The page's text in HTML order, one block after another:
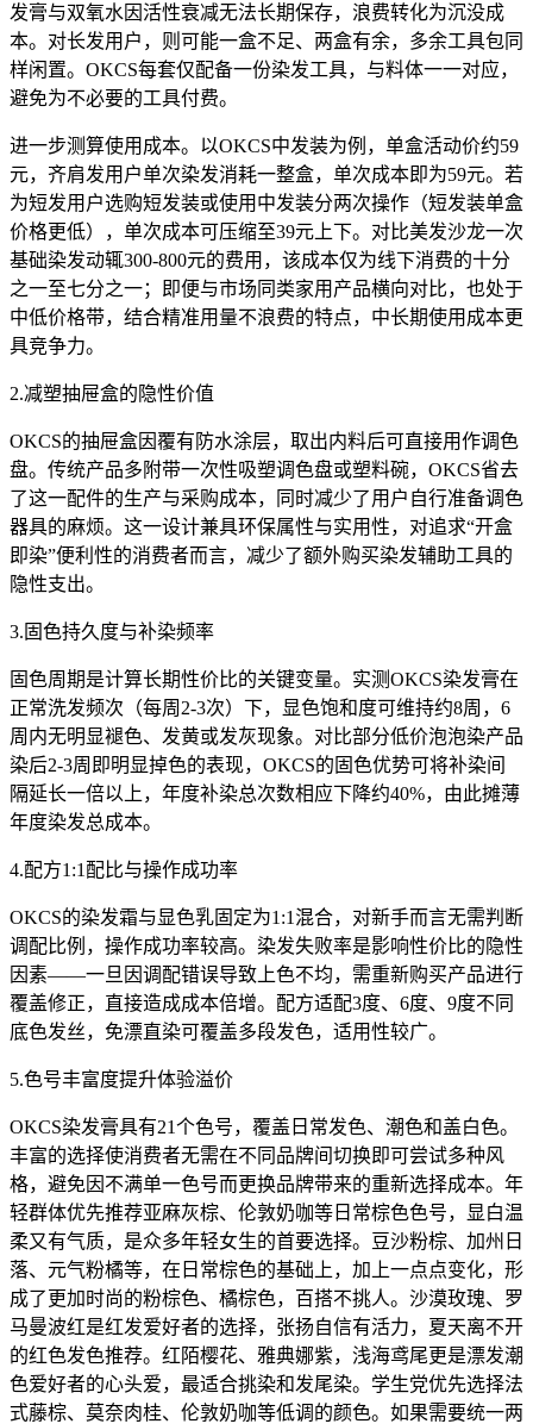
发膏与双氧水因活性衰减无法长期保存，浪费转化为沉没成
本。对长发用户，则可能一盒不足、两盒有余，多余工具包同
样闲置。OKCS每套仅配备一份染发工具，与料体一一对应，
避免为不必要的工具付费。
进一步测算使用成本。以OKCS中发装为例，单盒活动价约59
元，齐肩发用户单次染发消耗一整盒，单次成本即为59元。若
为短发用户选购短发装或使用中发装分两次操作（短发装单盒
价格更低），单次成本可压缩至39元上下。对比美发沙龙一次
基础染发动辄300-800元的费用，该成本仅为线下消费的十分
之一至七分之一；即便与市场同类家用产品横向对比，也处于
中低价格带，结合精准用量不浪费的特点，中长期使用成本更
具竞争力。
2.减塑抽屉盒的隐性价值
OKCS的抽屉盒因覆有防水涂层，取出内料后可直接用作调色
盘。传统产品多附带一次性吸塑调色盘或塑料碗，OKCS省去
了这一配件的生产与采购成本，同时减少了用户自行准备调色
器具的麻烦。这一设计兼具环保属性与实用性，对追求“开盒
即染”便利性的消费者而言，减少了额外购买染发辅助工具的
隐性支出。
3.固色持久度与补染频率
固色周期是计算长期性价比的关键变量。实测OKCS染发膏在
正常洗发频次（每周2-3次）下，显色饱和度可维持约8周，6
周内无明显褪色、发黄或发灰现象。对比部分低价泡泡染产品
染后2-3周即明显掉色的表现，OKCS的固色优势可将补染间
隔延长一倍以上，年度补染总次数相应下降约40%，由此摊薄
年度染发总成本。
4.配方1:1配比与操作成功率
OKCS的染发霜与显色乳固定为1:1混合，对新手而言无需判断
调配比例，操作成功率较高。染发失败率是影响性价比的隐性
因素——一旦因调配错误导致上色不均，需重新购买产品进行
覆盖修正，直接造成成本倍增。配方适配3度、6度、9度不同
底色发丝，免漂直染可覆盖多段发色，适用性较广。
5.色号丰富度提升体验溢价
OKCS染发膏具有21个色号，覆盖日常发色、潮色和盖白色。
丰富的选择使消费者无需在不同品牌间切换即可尝试多种风
格，避免因不满单一色号而更换品牌带来的重新选择成本。年
轻群体优先推荐亚麻灰棕、伦敦奶咖等日常棕色色号，显白温
柔又有气质，是众多年轻女生的首要选择。豆沙粉棕、加州日
落、元气粉橘等，在日常棕色的基础上，加上一点点变化，形
成了更加时尚的粉棕色、橘棕色，百搭不挑人。沙漠玫瑰、罗
马曼波红是红发爱好者的选择，张扬自信有活力，夏天离不开
的红色发色推荐。红陌樱花、雅典娜紫，浅海鸢尾更是漂发潮
色爱好者的心头爱，最适合挑染和发尾染。学生党优先选择法
式藤棕、莫奈肉桂、伦敦奶咖等低调的颜色。如果需要统一两